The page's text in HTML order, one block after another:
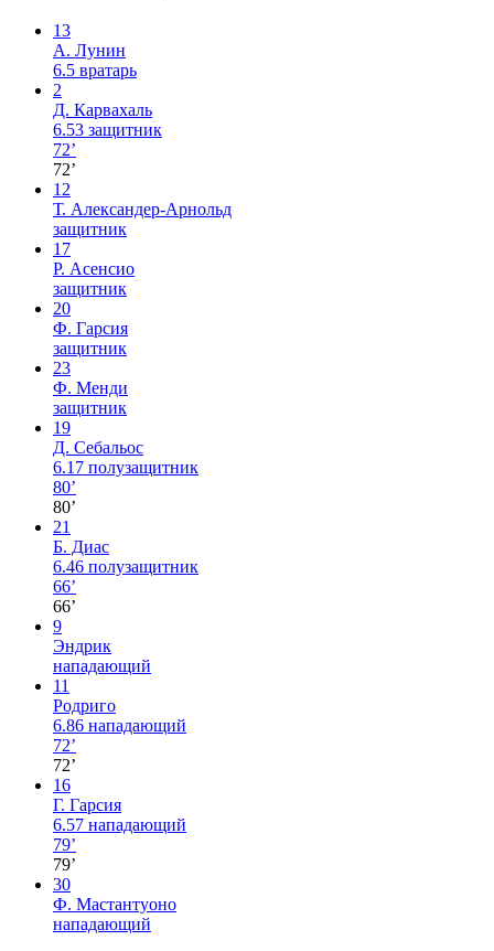
13
А. Лунин
6.5 вратарь
2
Д. Карвахаль
6.53 защитник
72’
72’
12
Т. Александер-Арнольд
защитник
17
Р. Асенсио
защитник
20
Ф. Гарсия
защитник
23
Ф. Менди
защитник
19
Д. Себальос
6.17 полузащитник
80’
80’
21
Б. Диас
6.46 полузащитник
66’
66’
9
Эндрик
нападающий
11
Родриго
6.86 нападающий
72’
72’
16
Г. Гарсия
6.57 нападающий
79’
79’
30
Ф. Мастантуоно
нападающий